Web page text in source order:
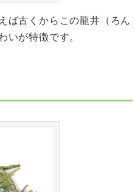
古くからこの龍井（ろん
いが特徴です。